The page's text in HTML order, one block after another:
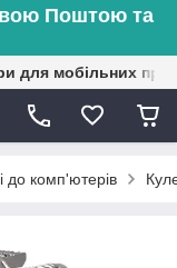
Поштою та
для мобільних
до комп'ютерів